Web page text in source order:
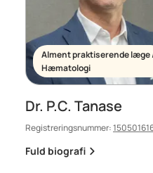
Alment praktiserende læge
Hæmatologi
Dr. P.C. Tanase
Registreringsnummer:
Fuld biografi